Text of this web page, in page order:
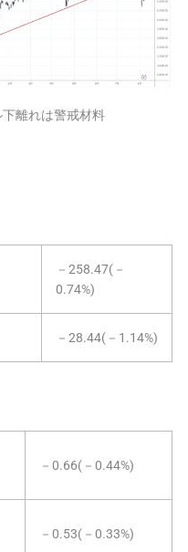
離れは警戒材料
－258.47(－
0.74%)
－28.44(－1.14%)
－0.66(－0.44%)
－0.53(－0.33%)